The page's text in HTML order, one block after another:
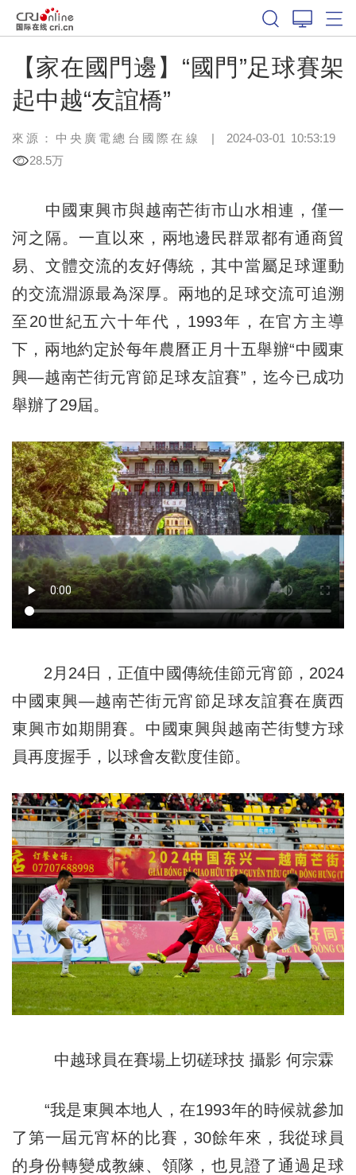
【家在國門邊】“國門”足球賽架
起中越“友誼橋”
來源：中央廣電總台國際在線 | 2024-03-01 10:53:19
28.5万
中國東興市與越南芒街市山水相連，僅一
河之隔。一直以來，兩地邊民群眾都有通商貿
易、文體交流的友好傳統，其中當屬足球運動
的交流淵源最為深厚。兩地的足球交流可追溯
至20世紀五六十年代，1993年，在官方主導
下，兩地約定於每年農曆正月十五舉辦“中國東
興—越南芒街元宵節足球友誼賽”，迄今已成功
舉辦了29屆。
2月24日，正值中國傳統佳節元宵節，2024
中國東興—越南芒街元宵節足球友誼賽在廣西
東興市如期開賽。中國東興與越南芒街雙方球
員再度握手，以球會友歡度佳節。
中越球員在賽場上切磋球技 攝影 何宗霖
“我是東興本地人，在1993年的時候就參加
了第一屆元宵杯的比賽，30餘年來，我從球員
的身份轉變成教練、領隊，也見證了通過足球